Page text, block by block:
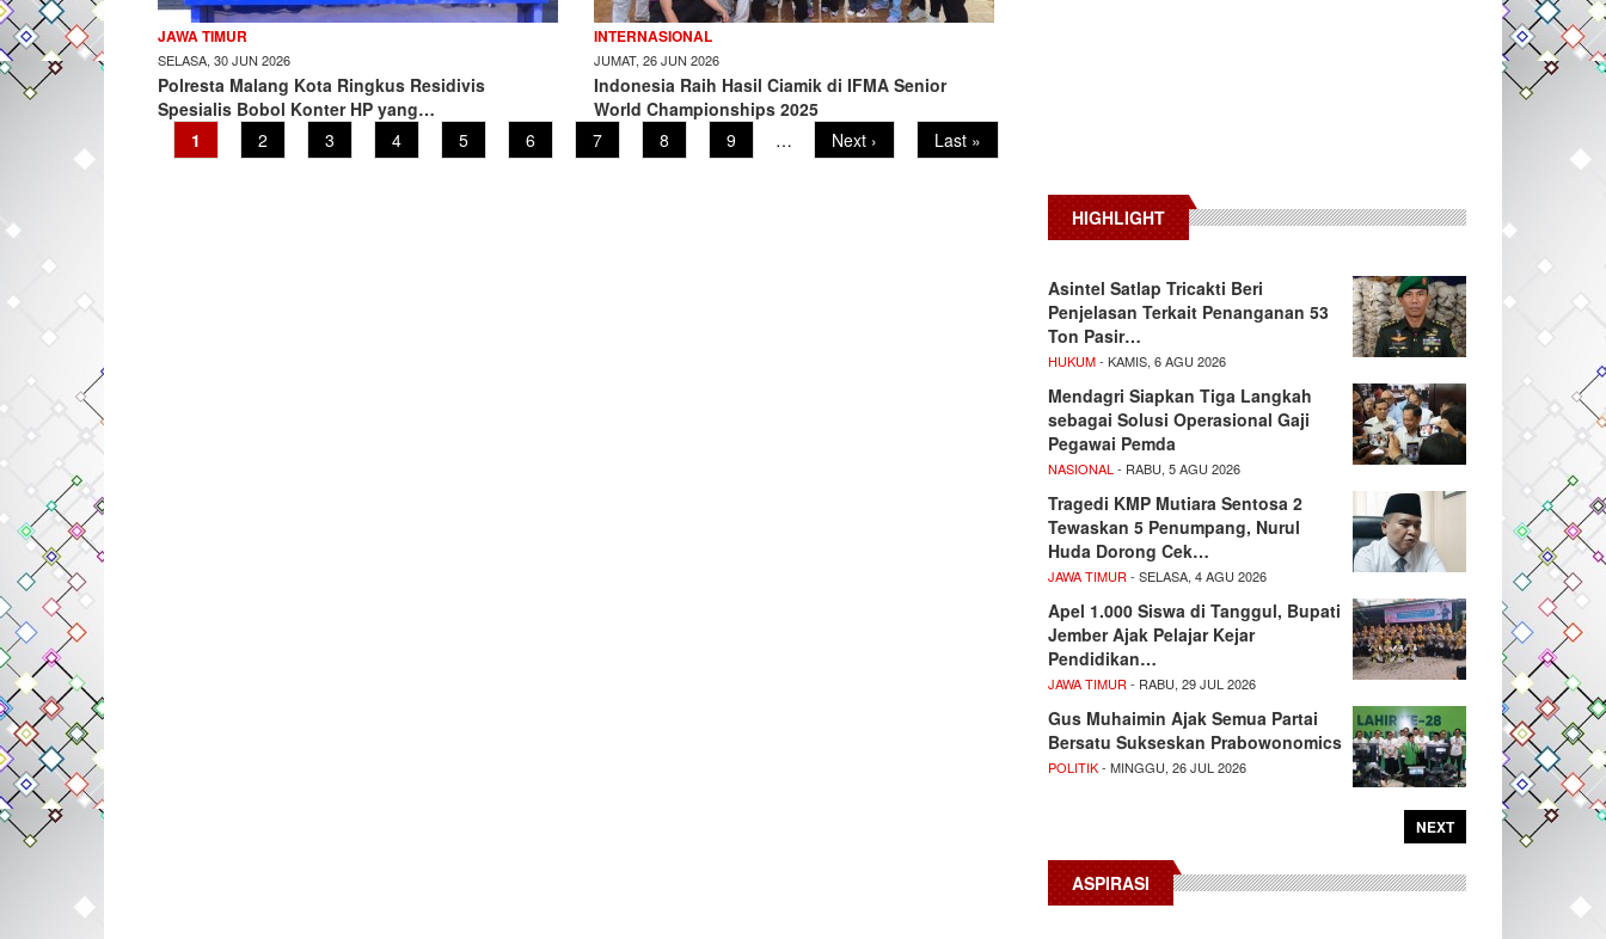
JAWA TIMUR
SELASA, 30 JUN 2026
Polresta Malang Kota Ringkus Residivis
Spesialis Bobol Konter HP yang…
INTERNASIONAL
JUMAT, 26 JUN 2026
Indonesia Raih Hasil Ciamik di IFMA Senior
World Championships 2025
Current
page
1 Page
2 Page
3 Page
4 Page
5 Page
6 Page
7 Page
8 Page
9 …
Next
page
Next ›
Last
page
Last »
HIGHLIGHT
Asintel Satlap Tricakti Beri
Penjelasan Terkait Penanganan 53
Ton Pasir…
HUKUM- KAMIS, 6 AGU 2026
Mendagri Siapkan Tiga Langkah
sebagai Solusi Operasional Gaji
Pegawai Pemda
NASIONAL - RABU, 5 AGU 2026
Tragedi KMP Mutiara Sentosa 2
Tewaskan 5 Penumpang, Nurul
Huda Dorong Cek…
JAWA TIMUR - SELASA, 4 AGU 2026
Apel 1.000 Siswa di Tanggul, Bupati
Jember Ajak Pelajar Kejar
Pendidikan…
JAWA TIMUR - RABU, 29 JUL 2026
Gus Muhaimin Ajak Semua Partai
Bersatu Sukseskan Prabowonomics
POLITIK- MINGGU, 26 JUL 2026
NEXT
ASPIRASI